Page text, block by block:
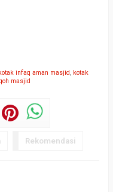
kotak infaq aman masjid , kotak
masjid
Rekomendasi